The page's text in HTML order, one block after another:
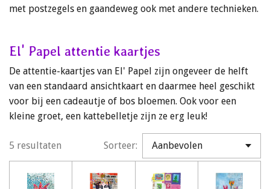
met postzegels en gaandeweg ook met andere technieken.
El' Papel attentie kaartjes
De attentie-kaartjes van El' Papel zijn ongeveer de helft
van een standaard ansichtkaart en daarmee heel geschikt
voor bij een cadeautje of bos bloemen. Ook voor een
kleine groet, een kattebelletje zijn ze erg leuk!
5 resultaten Sorteer: